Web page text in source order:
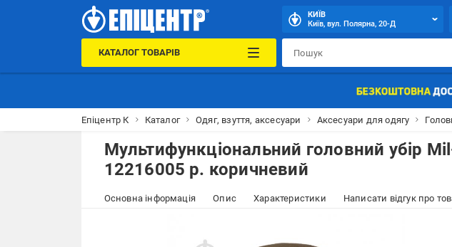
КИЇВ
Київ, вул. Полярна, 20-Д
КАТАЛОГ ТОВАРІВ
Епіцентр К Каталог Одяг, взуття, аксесуари Аксесуари для одягу
Мультифункціональний головний убір
12216005 р. коричневий
Основна інформація Опис Характеристики Написати відгук про